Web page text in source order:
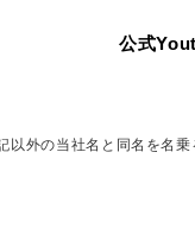
公式
以外の当社名と同名を名乗